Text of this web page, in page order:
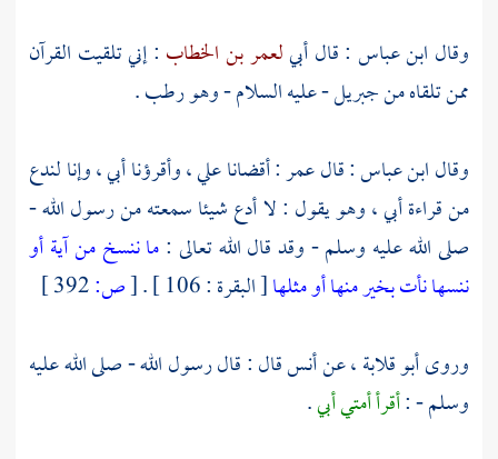
وقال ابن عباس : قالأبيلعمر بن الخطاب : إني تلقيت القرآن
ممن تلقاه منجبريل- عليه السلام - وهو رطب .
وقالابن عباس: قالعمر: أقضاناعلي، وأقرؤناأبي، وإنا لندع
من قراءةأبي، وهو يقول : لا أدع شيئا سمعته من رسول الله -
صلى الله عليه وسلم - وقد قال الله تعالى :ما ننسخ من آية أو
ننسها نأت بخير منها أو مثلها[ البقرة : 106 ] . [ص:
وروىأبو قلابة ،عنأنسقال : قال رسول الله - صلى الله عليه
وسلم - :أقرأ أمتيأبي.